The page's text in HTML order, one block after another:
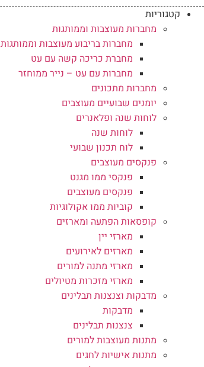
קטגוריות
מחברות מעוצבות וממותגות
מחברות בריבוע מעוצבות וממותגות
מחברת כריכה קשה עם עט
מחברות עם עט – נייר ממוחזר
מחברות מתכונים
יומנים שבועיים מעוצבים
לוחות שנה ופלאנרים
לוחות שנה
לוח תכנון שבועי
פנקסים מעוצבים
פנקסי ממו מגנט
פנקסים מעוצבים
קוביות ממו אקולוגיות
קופסאות הפתעה ומארזים
מארזי יין
מארזים לאירועים
מארזי מתנה למורים
מארזי מזכרות מטיולים
מדבקות וצנצנות תבלינים
מדבקות
צנצנות תבלינים
מתנות מעוצבות למורים
מתנות אישיות לחגים